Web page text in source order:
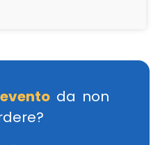
evento da non